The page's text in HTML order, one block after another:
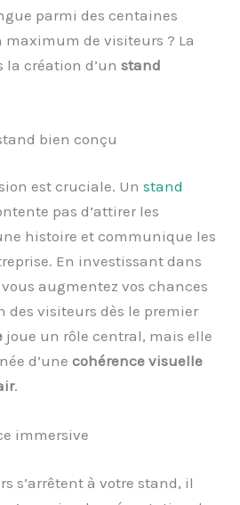
parmi des centaines
maximum de visiteurs ? La
la création d’unstand
bien conçu
est cruciale. Unstand
pas d’attirer les
histoire et communique les
En investissant dans
augmentez vos chances
des visiteurs dès le premier
joue un rôle central, mais elle
d’unecohérence visuelle
.
immersive
s’arrêtent à votre stand, il